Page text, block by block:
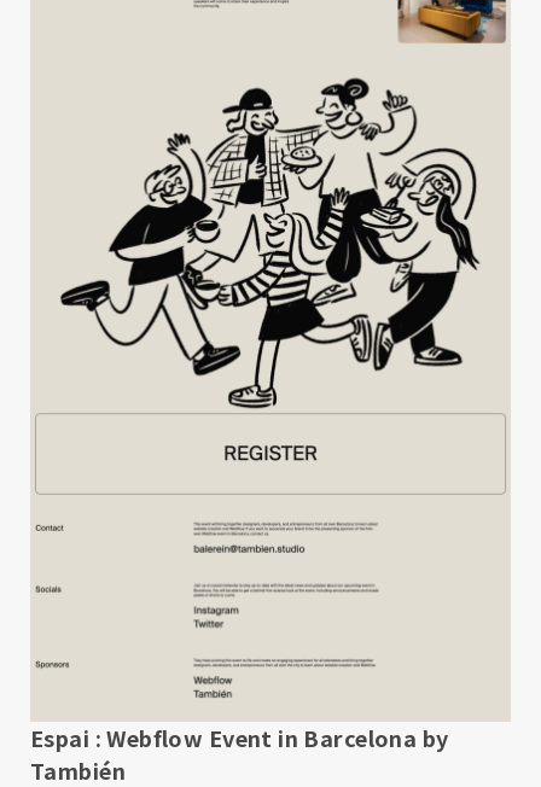
Espai : Webflow Event in Barcelona by
También